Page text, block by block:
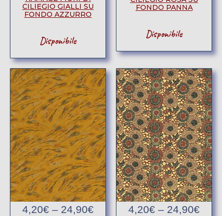
CILIEGIO GIALLI SU
FONDO AZZURRO
Disponibile
FONDO PANNA
Disponibile
4,20€ – 24,90€ 4,20€ – 24,90€